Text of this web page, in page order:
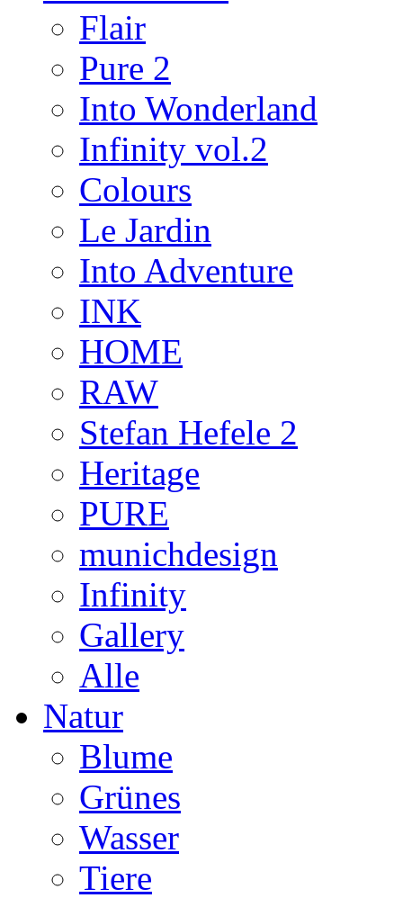
Flair
Pure 2
Into Wonderland
Infinity vol.2
Colours
Le Jardin
Into Adventure
INK
HOME
RAW
Stefan Hefele 2
Heritage
PURE
munichdesign
Infinity
Gallery
Alle
Natur
Blume
Grünes
Wasser
Tiere